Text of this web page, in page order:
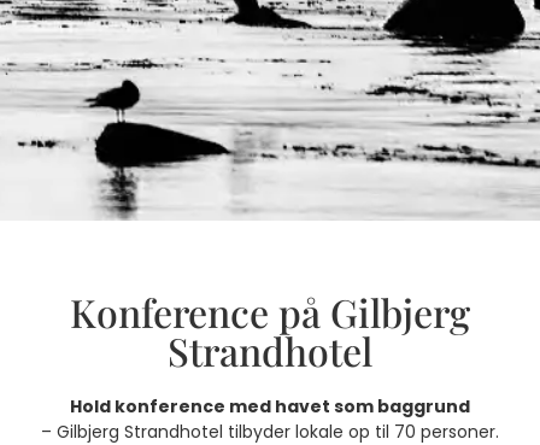
Konference på Gilbjerg
Strandhotel
Hold konference med havet som baggrund
– Gilbjerg Strandhotel tilbyder lokale op til 70 personer.